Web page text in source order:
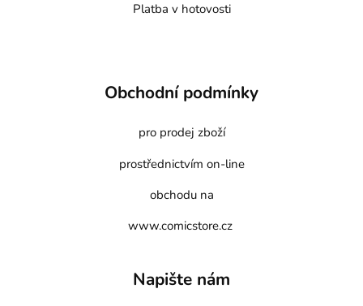
Platba v hotovosti
Obchodní podmínky
pro prodej zboží
prostřednictvím on-line
obchodu na
www.comicstore.cz
Napište nám